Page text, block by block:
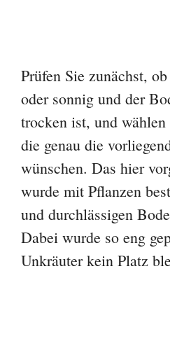
Prüfen Sie zunächst,
oder sonnig und der
trocken ist, und
die genau die
wünschen. Das hier
wurde mit Pflanzen
und durchlässigen
Dabei wurde so eng
Unkräuter kein Platz